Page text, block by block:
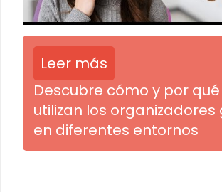
Leer más
Descubre cómo y por
utilizan los organizadores
en diferentes entornos